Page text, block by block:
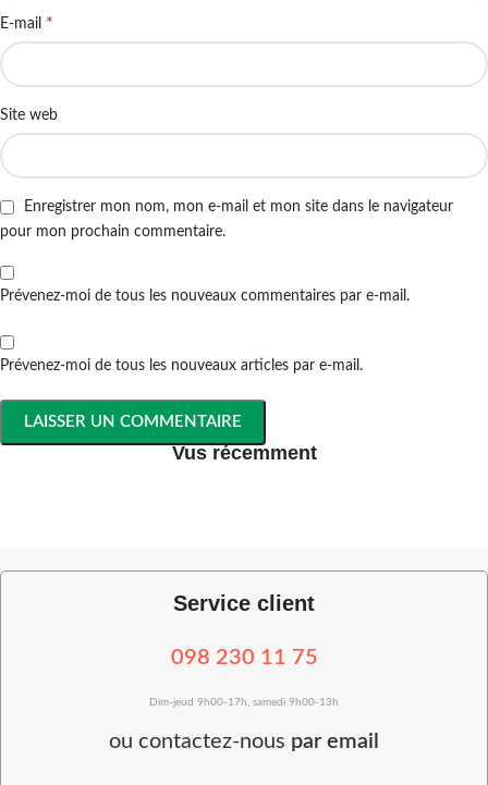
E-mail *
Site web
Enregistrer mon nom, mon e-mail et mon site dans le navigateur
pour mon prochain commentaire.
Prévenez-moi de tous les nouveaux commentaires par e-mail.
Prévenez-moi de tous les nouveaux articles par e-mail.
Vus récemment
Service client
098 230 11 75
Dim-jeud 9h00-17h, samedi 9h00-13h
ou contactez-nous par email